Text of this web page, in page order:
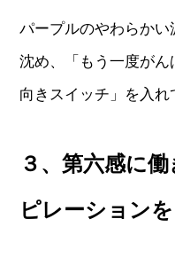
パープルのやわらか
沈め、「もう一度が
向きスイッチ」を入れ
３、第六感に
ピレーション